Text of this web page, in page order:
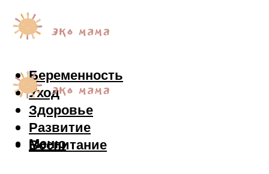
Беременность
Уход
Здоровье
Развитие
Воспитание
Меню